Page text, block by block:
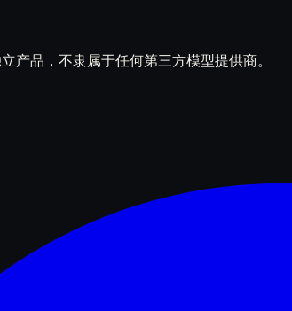
产品，不隶属于任何第三方模型提供商。